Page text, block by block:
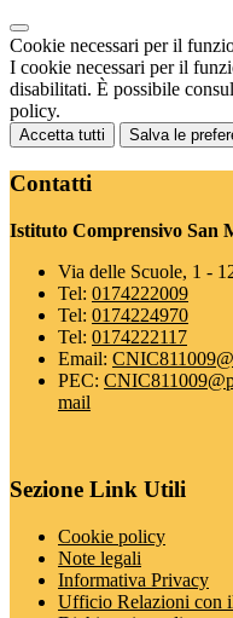
Cookie necessari per il
I cookie necessari per il
disabilitati. È possibile
policy.
Accetta tutti Salva le
Contatti
Istituto Comprensivo San
Via delle Scuole, 1 -
Tel: 0174222009
Tel: 0174224970
Tel: 0174222117
Email:
PEC:
mail
Sezione Link Utili
Cookie policy
Note legali
Informativa Privacy
Ufficio Relazioni con